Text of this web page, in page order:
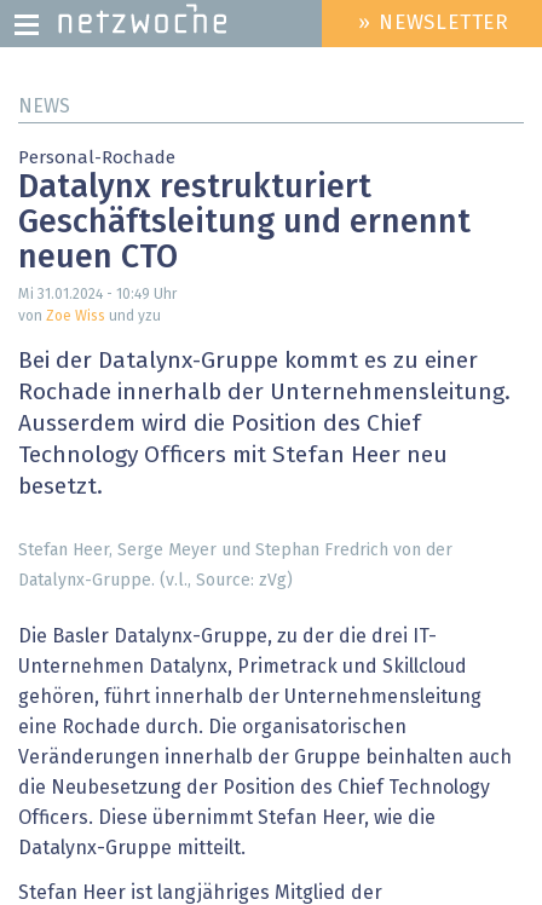
zum
HEADER
MENU
» NEWSLETTER
NEWS
Personal-Rochade
Datalynx restrukturiert
Geschäftsleitung und ernennt
neuen CTO
Mi 31.01.2024 - 10:49 Uhr
von Zoe Wiss und yzu
Bei der Datalynx-Gruppe kommt es zu einer
Rochade innerhalb der Unternehmensleitung.
Ausserdem wird die Position des Chief
Technology Officers mit Stefan Heer neu
besetzt.
Stefan Heer, Serge Meyer und Stephan Fredrich von der
Datalynx-Gruppe. (v.l., Source: zVg)
Die Basler Datalynx-Gruppe, zu der die drei IT-
Unternehmen Datalynx, Primetrack und Skillcloud
gehören, führt innerhalb der Unternehmensleitung
eine Rochade durch. Die organisatorischen
Veränderungen innerhalb der Gruppe beinhalten auch
die Neubesetzung der Position des Chief Technology
Officers. Diese übernimmt Stefan Heer, wie die
Datalynx-Gruppe mitteilt.
Stefan Heer ist langjähriges Mitglied der